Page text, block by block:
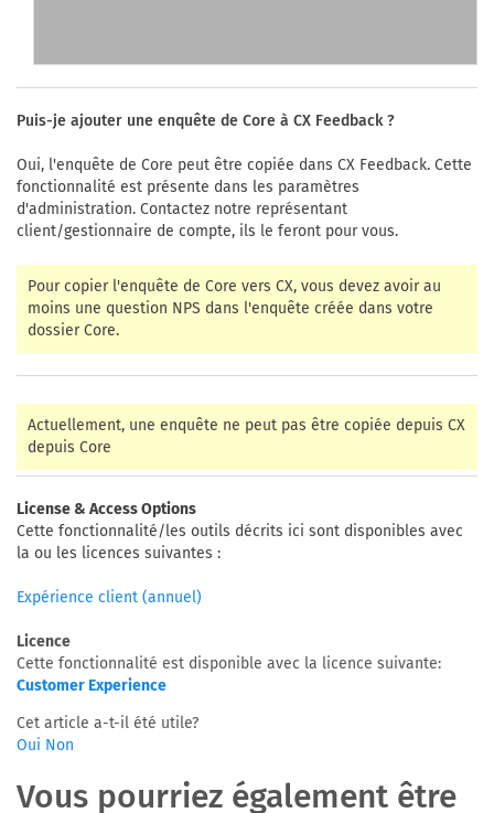
Puis-je ajouter une enquête de Core à CX Feedback ?
Oui, l'enquête de Core peut être copiée dans CX Feedback. Cette
fonctionnalité est présente dans les paramètres
d'administration. Contactez notre représentant
client/gestionnaire de compte, ils le feront pour vous.
Pour copier l'enquête de Core vers CX, vous devez avoir au
moins une question NPS dans l'enquête créée dans votre
dossier Core.
Actuellement, une enquête ne peut pas être copiée depuis CX
depuis Core
License & Access Options
Cette fonctionnalité/les outils décrits ici sont disponibles avec
la ou les licences suivantes :
Expérience client (annuel)
Licence
Cette fonctionnalité est disponible avec la licence suivante:
Customer Experience
Cet article a-t-il été utile?
Oui Non
Vous pourriez également être